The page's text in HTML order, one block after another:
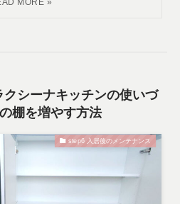
クシーナキッチンの使いづ
棚を増やす方法
step6 入居後のメンテナンス